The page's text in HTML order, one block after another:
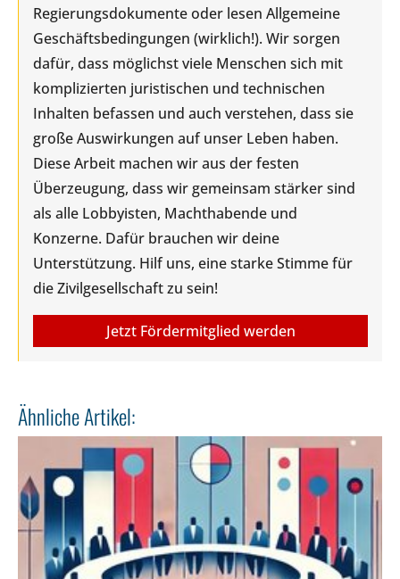
Regierungsdokumente oder lesen Allgemeine
Geschäftsbedingungen (wirklich!). Wir sorgen
dafür, dass möglichst viele Menschen sich mit
komplizierten juristischen und technischen
Inhalten befassen und auch verstehen, dass sie
große Auswirkungen auf unser Leben haben.
Diese Arbeit machen wir aus der festen
Überzeugung, dass wir gemeinsam stärker sind
als alle Lobbyisten, Machthabende und
Konzerne. Dafür brauchen wir deine
Unterstützung. Hilf uns, eine starke Stimme für
die Zivilgesellschaft zu sein!
Jetzt Fördermitglied werden
Ähnliche Artikel: